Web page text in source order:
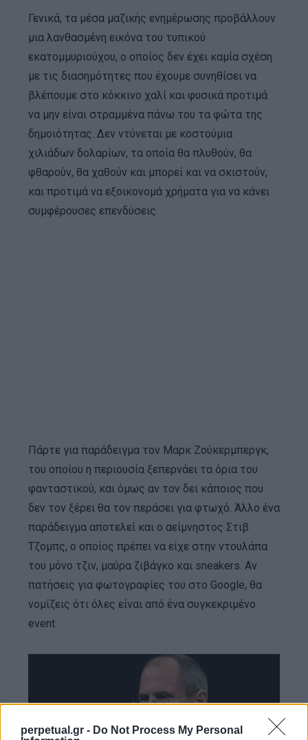
perpetual.gr - Do Not Process My Personal
Γενικά, τα μέσα μαζικής ενημέρωσης προβάλλουν
μια λανθασμένη εικόνα του τυπικού
εκατομμυριούχου, ο οποίος δεν έχει καμία σχέση
με τις διασημότητες που έχουμε συνηθίσει να
βλέπουμε στο κόκκινο χαλί και φυσικά προτιμά
να μην είναι στραμμένα πάνω του τα φώτα της
δημοιότητας. Δεν ντύνεται με κοστούμια
χιλιάδων δολαρίων, τα οποία θα πλυθούν, θα
φθαρούν, θα χαθούν και μπορεί και να σκιστούν,
και προτιμά να εξοικονομά χρήματα για να κάνει
συμφέρουσες επενδύσεις.
Πάρτε για παράδειγμα τον Μαρκ Ζούκερμπεργκ,
του οποίου η περιουσία ξεπερνάει τα όρια του
φανταστικού, και όμως αν τον δει κάποιος που
δεν τον ξέρει θα τον περάσει για φτωχό. Άλλο ένα
παράδειγμα αποτελεί και ο αείμνηστος Στιβ
Τζομπς, ο οποίος πρέπει να είχε στην ντουλάπα
του μόνο τζιν, μαύρα ζιβάγκο και sneakers. Αν
πατήσεις για φωτογραφίες του στο Google, θα
νομίζεις ότι όλες είναι από ένα συγκεκριμένο
event.